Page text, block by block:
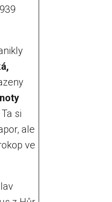
Ta si
ale
ve